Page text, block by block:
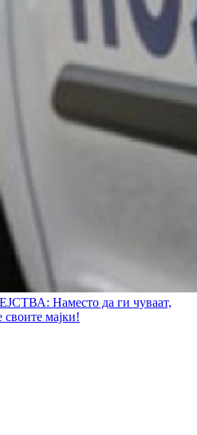
Наместо да ги чуваат,
своите мајки!